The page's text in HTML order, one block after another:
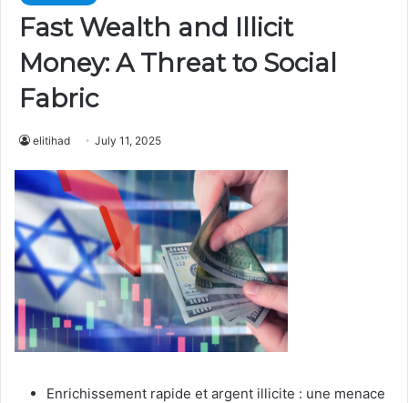
Fast Wealth and Illicit
Money: A Threat to Social
Fabric
elitihad July 11, 2025
Enrichissement rapide et argent illicite : une menace